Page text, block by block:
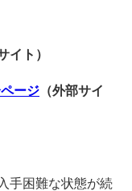
イト）
ージ （外部サイ
手困難な状態が続